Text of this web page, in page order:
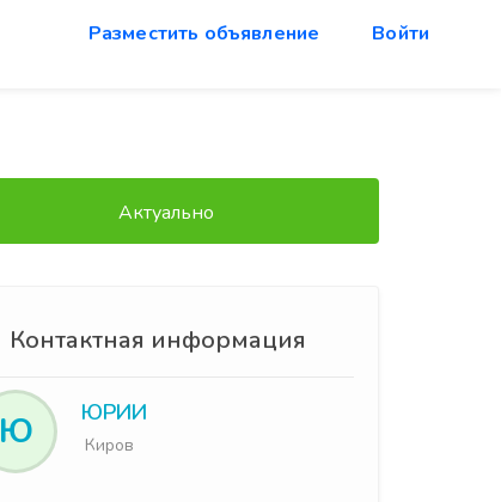
Разместить объявление Войти
Актуально
Контактная информация
Ю ЮРИИ
Киров